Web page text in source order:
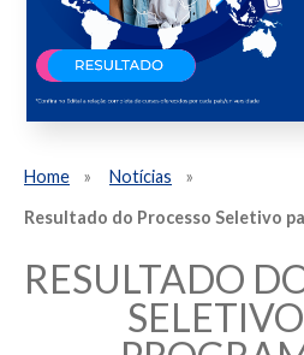
Home
Notícias
Resultado do Processo Seletivo
RESULTADO